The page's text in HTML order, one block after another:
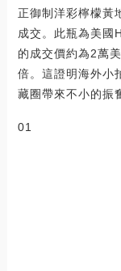
正御制洋彩檸檬黃
成交。此瓶為美國
的成交價約為2萬
倍。這證明海外小
藏圈帶來不小的振
01